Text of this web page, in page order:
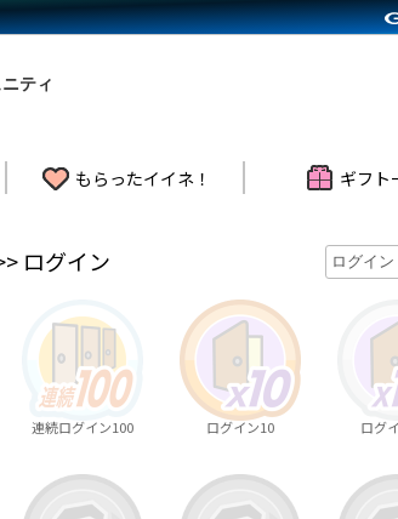
ティ
もらったイイネ！ ギフト
ログイン
連続ログイン100 ログイン10 ログ